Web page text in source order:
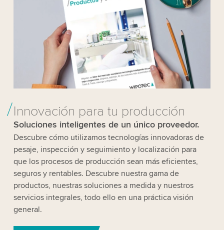
Innovación para tu producción
Soluciones inteligentes de un único proveedor.
Descubre cómo utilizamos tecnologías innovadoras de
pesaje, inspección y seguimiento y localización para
que los procesos de producción sean más eficientes,
seguros y rentables. Descubre nuestra gama de
productos, nuestras soluciones a medida y nuestros
servicios integrales, todo ello en una práctica visión
general.